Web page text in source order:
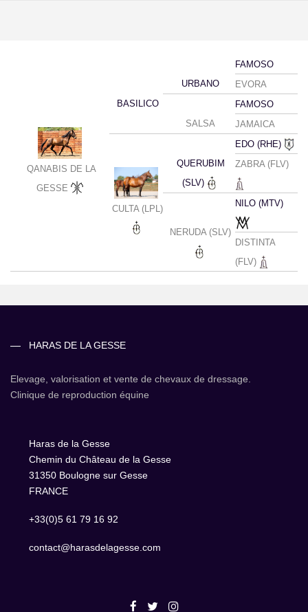
QANABIS DE LA
GESSE
BASILICO
URBANO
FAMOSO
EVORA
SALSA
FAMOSO
JAMAICA
CULTA (LPL)
QUERUBIM
(SLV)
EDO (RHE)
ZABRA (FLV)
NERUDA (SLV)
NILO (MTV)
DISTINTA
(FLV)
HARAS DE LA GESSE
Elevage, valorisation et vente de chevaux de dressage.
Clinique de reproduction équine
Haras de la Gesse
Chemin du Château de la Gesse
31350 Boulogne sur Gesse
FRANCE
+33(0)5 61 79 16 92
contact@harasdelagesse.com